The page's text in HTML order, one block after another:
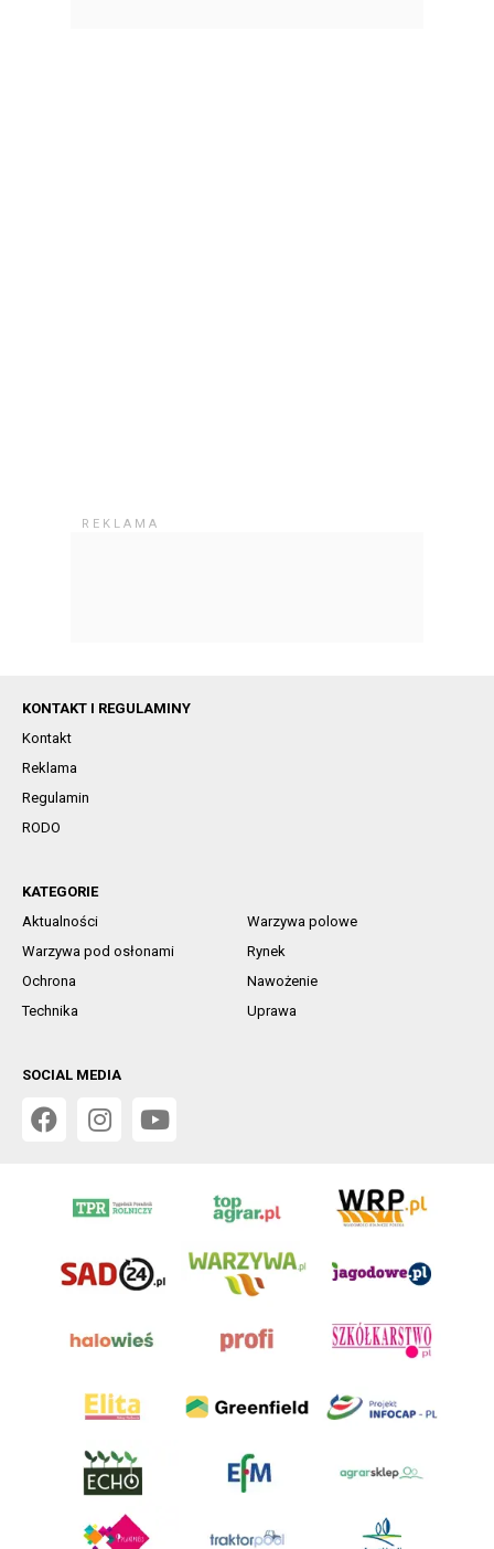
KONTAKT I REGULAMINY
Kontakt
Reklama
Regulamin
RODO
KATEGORIE
Aktualności
Warzywa polowe
Warzywa pod osłonami
Rynek
Ochrona
Nawożenie
Technika
Uprawa
SOCIAL MEDIA